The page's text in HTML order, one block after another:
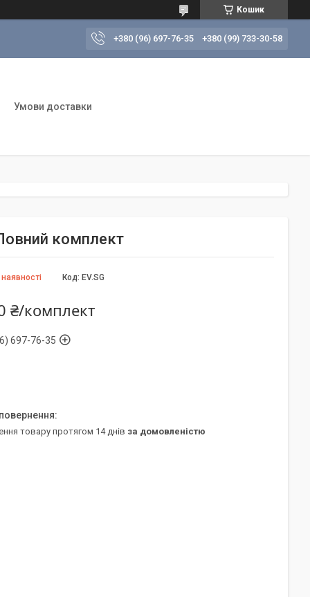
Кошик
+380 (96) 697-76-35 +380 (99) 733-30-58
Умови доставки
комплект
Код: EV.SG
₴/комплект
697-76-35
товару протягом 14 днів за домовленістю